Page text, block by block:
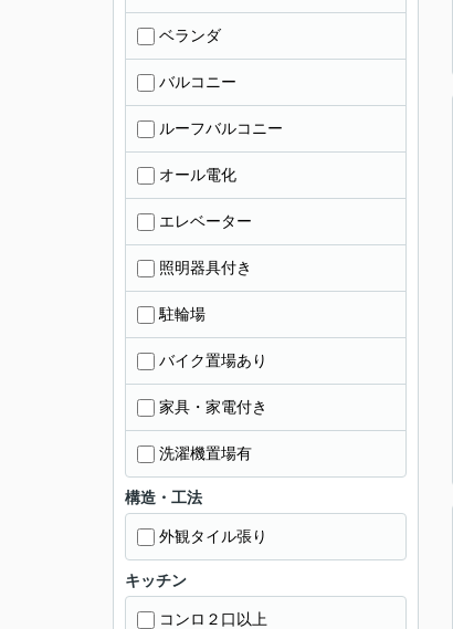
ベランダ
バルコニー
ルーフバルコニー
オール電化
エレベーター
照明器具付き
駐輪場
バイク置場あり
家具・家電付き
洗濯機置場有
構造・工法
外観タイル張り
キッチン
コンロ２口以上